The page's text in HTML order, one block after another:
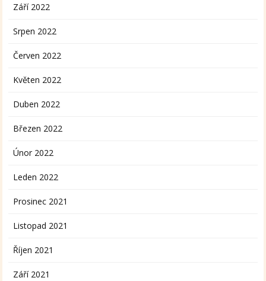
Září 2022
Srpen 2022
Červen 2022
Květen 2022
Duben 2022
Březen 2022
Únor 2022
Leden 2022
Prosinec 2021
Listopad 2021
Říjen 2021
Září 2021